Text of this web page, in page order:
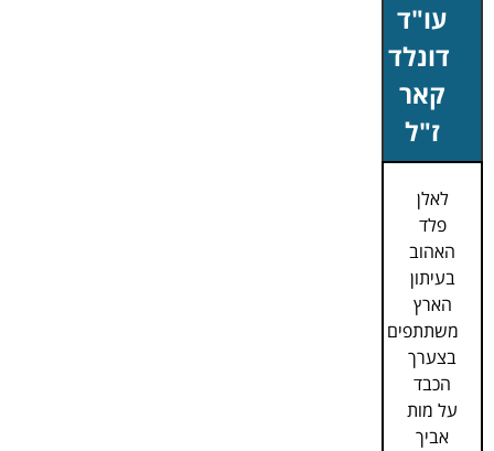
עו"ד
דונלד
קאר
ז"ל
לאלן
פלד
האהוב
בעיתון
הארץ
משתתפים
בצערך
הכבד
על מות
אביך